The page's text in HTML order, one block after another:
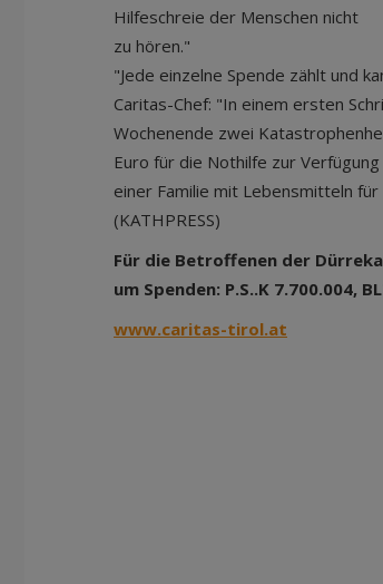
Hilfeschreie der Menschen nicht
zu hören."
"Jede einzelne Spende zählt und
Caritas-Chef: "In einem ersten
Wochenende zwei
Euro für die Nothilfe zur
einer Familie mit Lebensmitteln
(KATHPRESS)
Für die Betroffenen der
um Spenden: P.S..K 7.700.004,
www.caritas-tirol.at